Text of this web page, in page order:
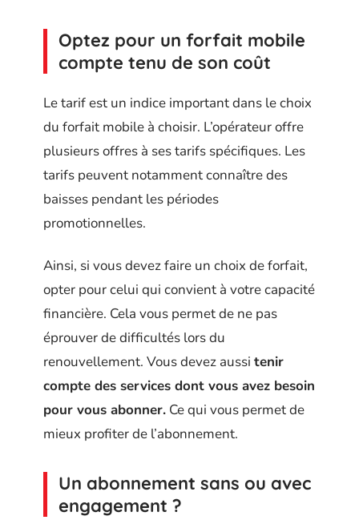
Optez pour un forfait mobile
compte tenu de son coût
Le tarif est un indice important dans le choix
du forfait mobile à choisir. L’opérateur offre
plusieurs offres à ses tarifs spécifiques. Les
tarifs peuvent notamment connaître des
baisses pendant les périodes
promotionnelles.
Ainsi, si vous devez faire un choix de forfait,
opter pour celui qui convient à votre capacité
financière. Cela vous permet de ne pas
éprouver de difficultés lors du
renouvellement. Vous devez aussi tenir
compte des services dont vous avez besoin
pour vous abonner. Ce qui vous permet de
mieux profiter de l’abonnement.
Un abonnement sans ou avec
engagement ?